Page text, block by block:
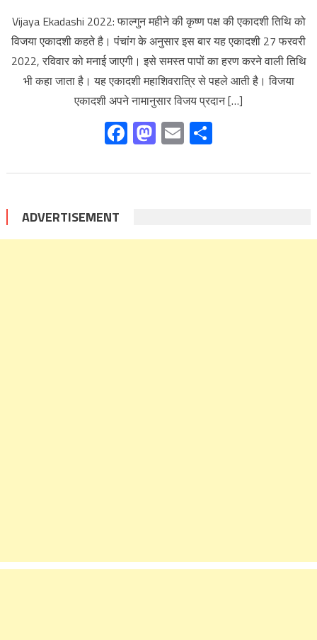
Vijaya Ekadashi 2022: फाल्गुन महीने की कृष्ण पक्ष की एकादशी तिथि को
विजया एकादशी कहते है। पंचांग के अनुसार इस बार यह एकादशी 27 फरवरी
2022, रविवार को मनाई जाएगी। इसे समस्त पापों का हरण करने वाली तिथि
भी कहा जाता है। यह एकादशी महाशिवरात्रि से पहले आती है। विजया
एकादशी अपने नामानुसार विजय प्रदान […]
Facebook
Mastodon
Email
ADVERTISEMENT